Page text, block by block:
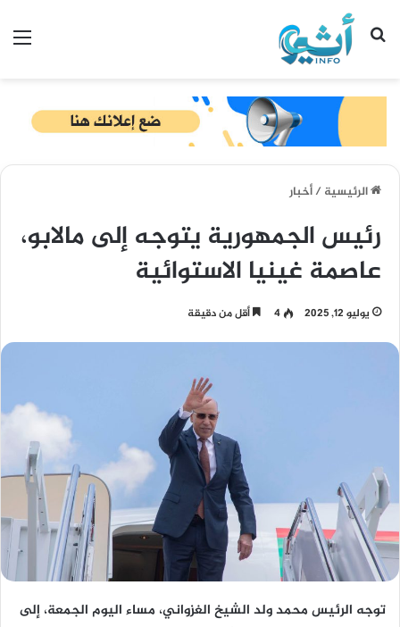
بحث عن
الرئيسية/أخبار
رئيس الجمهورية يتوجه إلى مالابو،
عاصمة غينيا الاستوائية
يوليو 12, 2025 4 أقل من دقيقة
توجه الرئيس محمد ولد الشيخ الغزواني، مساء اليوم الجمعة، إلى